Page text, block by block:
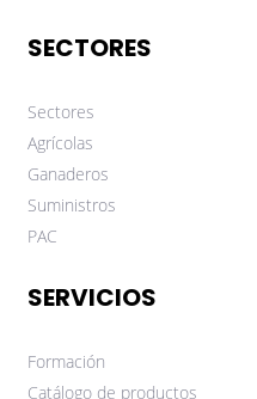
SECTORES
Sectores
Agrícolas
Ganaderos
Suministros
PAC
SERVICIOS
Formación
Catálogo de productos